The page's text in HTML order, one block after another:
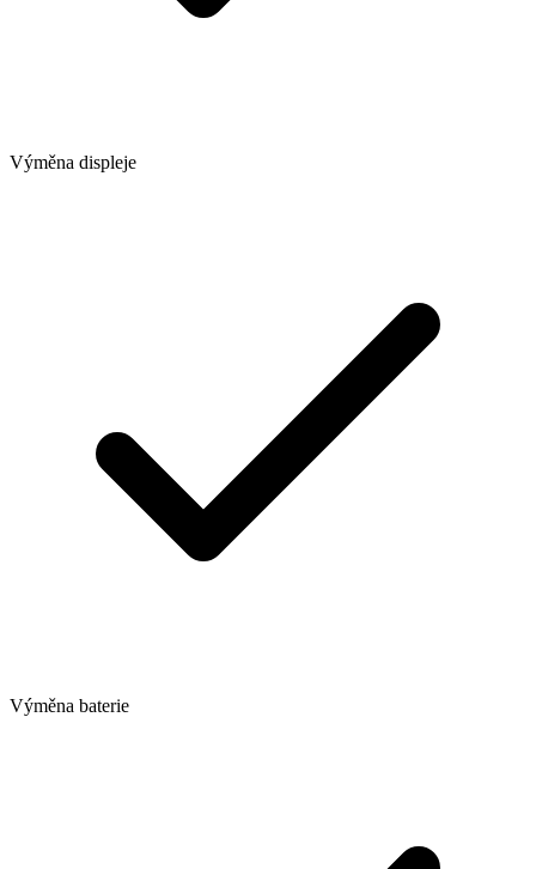
Výměna displeje
Výměna baterie